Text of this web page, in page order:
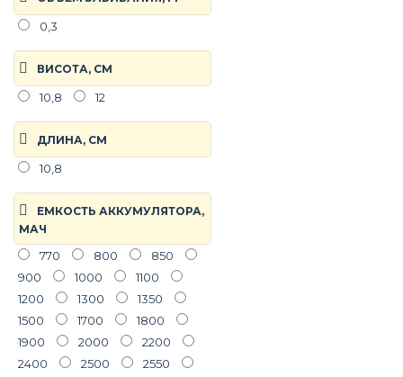
128х50х23
145 х32 х70
160х25х25
170х120х120
190х150
0,3
ВИСОТА, СМ
10,8 12
ДЛИНА, СМ
10,8
ЕМКОСТЬ АККУМУЛЯТОРА,
МАЧ
770 800
850
900
1000
1100
1200
1300
1350
1500
1700
1800
1900
2000
2200
2400
2500
2550